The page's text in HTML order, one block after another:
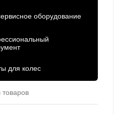
оборудование
для колес